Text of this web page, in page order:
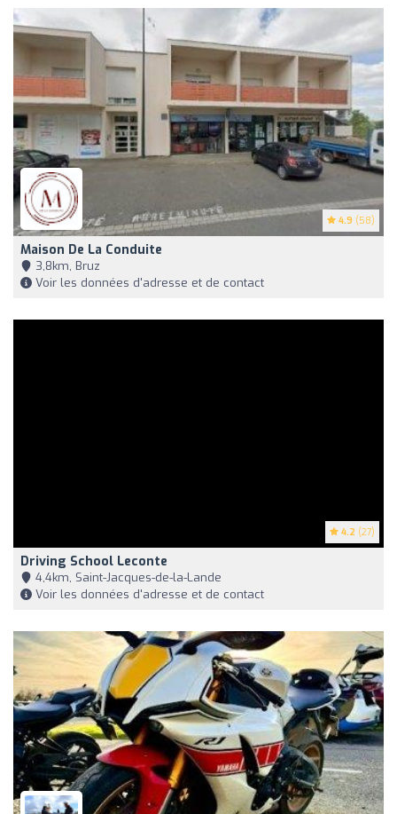
4.9 (58)
Maison De La Conduite
3,8km, Bruz
Voir les données d'adresse et de contact
4.2 (27)
Driving School Leconte
4,4km, Saint-Jacques-de-la-Lande
Voir les données d'adresse et de contact